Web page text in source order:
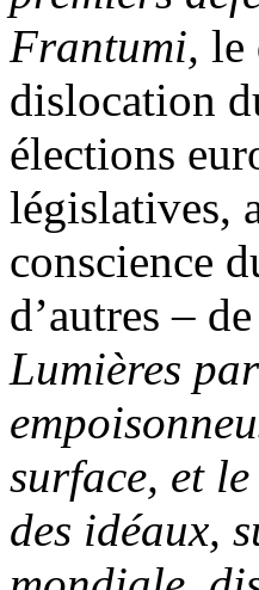
Frantumi, le
dislocation
élections
législatives,
conscience
d’autres –
Lumières
surface, et
des idéaux,